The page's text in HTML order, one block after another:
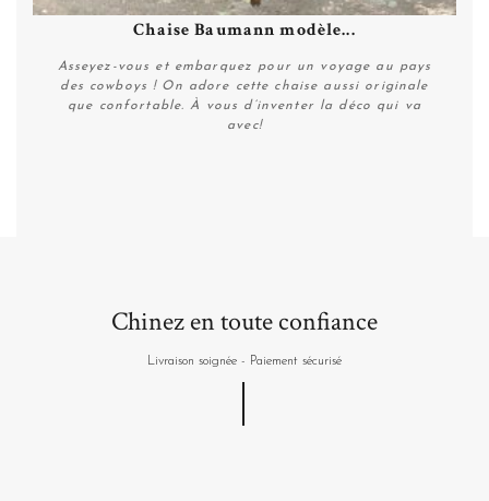
Chaise Baumann modèle...
Asseyez-vous et embarquez pour un voyage au pays
des cowboys ! On adore cette chaise aussi originale
que confortable. À vous d’inventer la déco qui va
avec!
Chinez en toute confiance
Livraison soignée - Paiement sécurisé